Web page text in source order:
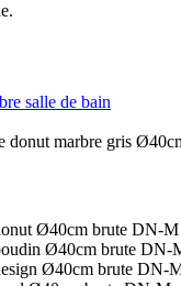
salle de bain
donut marbre gris